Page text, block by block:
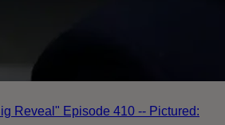
Reveal" Episode 410 -- Pictured: